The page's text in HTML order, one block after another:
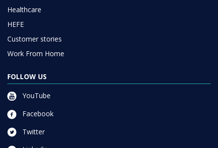
Healthcare
HEFE
Customer stories
Work From Home
FOLLOW US
YouTube
Facebook
Twitter